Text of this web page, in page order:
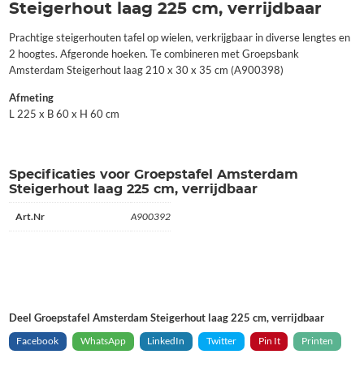
Steigerhout laag 225 cm, verrijdbaar
Prachtige steigerhouten tafel op wielen, verkrijgbaar in diverse lengtes en
2 hoogtes. Afgeronde hoeken. Te combineren met Groepsbank
Amsterdam Steigerhout laag 210 x 30 x 35 cm (A900398)
Afmeting
L 225 x B 60 x H 60 cm
Specificaties voor Groepstafel Amsterdam
Steigerhout laag 225 cm, verrijdbaar
Art.Nr A900392
Deel Groepstafel Amsterdam Steigerhout laag 225 cm, verrijdbaar
Facebook
WhatsApp LinkedIn Twitter Pin It Printen